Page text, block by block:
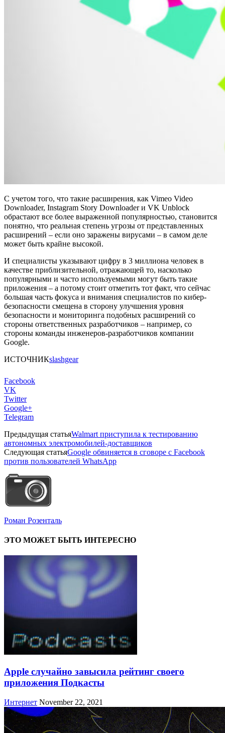
С учетом того, что такие расширения, как Vimeo Video
Downloader, Instagram Story Downloader и VK Unblock
обрастают все более выраженной популярностью, становится
понятно, что реальная степень угрозы от представленных
расширений – если оно заражены вирусами – в самом деле
может быть крайне высокой.
И специалисты указывают цифру в 3 миллиона человек в
качестве приблизительной, отражающей то, насколько
популярными и часто используемыми могут быть такие
приложения – а потому стоит отметить тот факт, что сейчас
большая часть фокуса и внимания специалистов по кибер-
безопасности смещена в сторону улучшения уровня
безопасности и мониторинга подобных расширений со
стороны ответственных разработчиков – например, со
стороны команды инженеров-разработчиков компании
Google.
ИСТОЧНИКslashgear
Facebook
VK
Twitter
Google+
Telegram
Предыдущая статьяWalmart приступила к тестированию
автономных электромобилей-доставщиков
Следующая статьяGoogle обвиняется в сговоре с Facebook
против пользователей WhatsApp
Роман Розенталь
ЭТО МОЖЕТ БЫТЬ ИНТЕРЕСНО
Apple случайно завысила рейтинг своего
приложения Подкасты
Интернет November 22, 2021